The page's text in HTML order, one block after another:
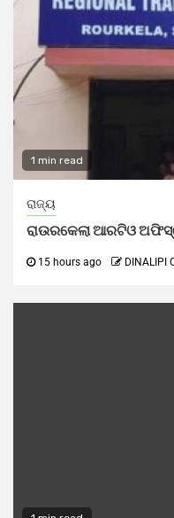
1 min read
ରାଜ୍ୟ
ରାଉରକେଲା ଆରଟିଓ
15 hours ago DINALIPI